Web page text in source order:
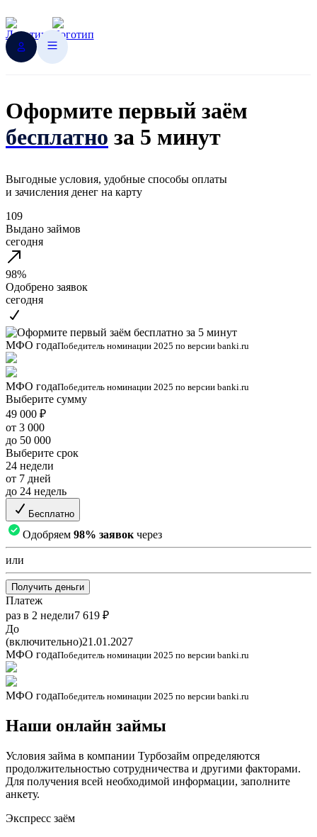
Оформите первый заём
бесплатно за 5 минут
Выгодные условия, удобные способы оплаты
и зачисления денег на карту
109
Выдано займов
сегодня
98%
Одобрено заявок
сегодня
МФО годаПобедитель номинации 2025 по версии banki.ru
МФО годаПобедитель номинации 2025 по версии banki.ru
Выберите сумму
49 000 ₽
от 3 000
до 50 000
Выберите срок
24 недели
от 7 дней
до 24 недель
Бесплатно
Одобряем 98% заявок через
или
Получить деньги
Платеж
раз в 2 недели7 619 ₽
До
(включительно)21.01.2027
МФО годаПобедитель номинации 2025 по версии banki.ru
МФО годаПобедитель номинации 2025 по версии banki.ru
Наши онлайн займы
Условия займа в компании Турбозайм определяются
продолжительностью сотрудничества и другими факторами.
Для получения всей необходимой информации, заполните
анкету.
Экспресс заём